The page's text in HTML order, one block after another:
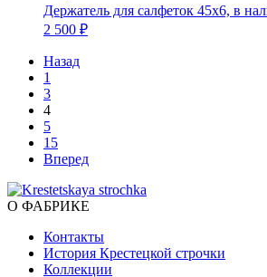
Держатель для салфеток 45х6, в
2 500 ₽
Назад
1
3
4
5
15
Вперед
О ФАБРИКЕ
Контакты
История Крестецкой строчки
Коллекции